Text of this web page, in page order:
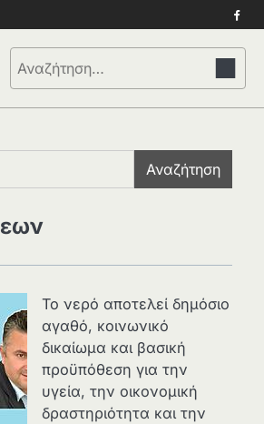
Αναζήτηση
για:
Αναζήτηση
Το νερό αποτελεί δημόσιο
αγαθό, κοινωνικό
δικαίωμα και βασική
προϋπόθεση για την
υγεία, την οικονομική
δραστηριότητα και την